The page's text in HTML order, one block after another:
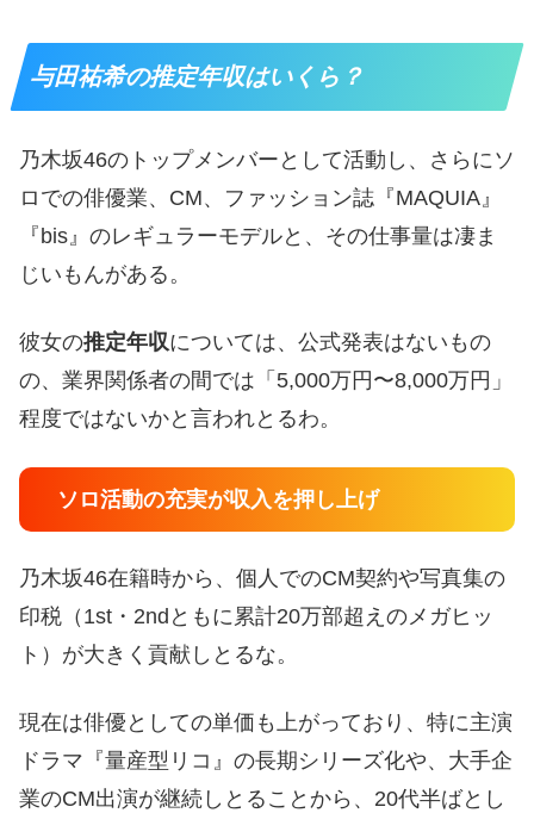
与田祐希の推定年収はいくら？
乃木坂46のトップメンバーとして活動し、さらにソ
ロでの俳優業、CM、ファッション誌『MAQUIA』
『bis』のレギュラーモデルと、その仕事量は凄ま
じいもんがある。
彼女の推定年収については、公式発表はないもの
の、業界関係者の間では「5,000万円〜8,000万円」
程度ではないかと言われとるわ。
ソロ活動の充実が収入を押し上げ
乃木坂46在籍時から、個人でのCM契約や写真集の
印税（1st・2ndともに累計20万部超えのメガヒッ
ト）が大きく貢献しとるな。
現在は俳優としての単価も上がっており、特に主演
ドラマ『量産型リコ』の長期シリーズ化や、大手企
業のCM出演が継続しとることから、20代半ばとし